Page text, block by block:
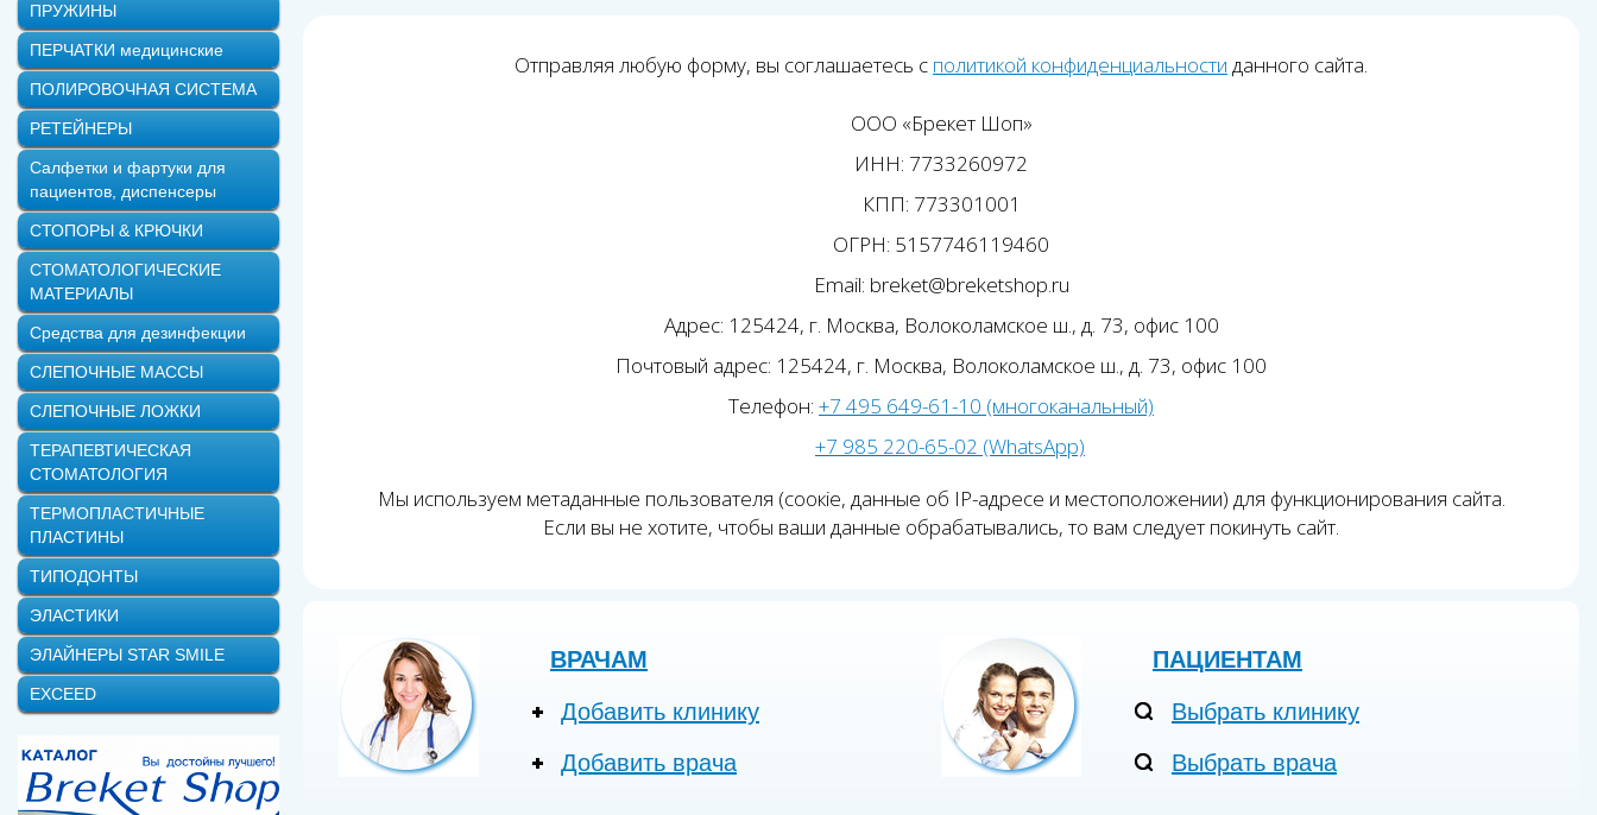
Отправляя любую форму, вы соглашаетесь с политикой конфиденциальности данного сайта.
ООО «Брекет Шоп»
ИНН: 7733260972
КПП: 773301001
ОГРН: 5157746119460
Email: breket@breketshop.ru
Адрес: 125424, г. Москва, Волоколамское ш., д. 73, офис 100
Почтовый адрес: 125424, г. Москва, Волоколамское ш., д. 73, офис 100
Телефон: +7 495 649-61-10 (многоканальный)
+7 985 220-65-02 (WhatsApp)
Мы используем метаданные пользователя (соокіе, данные об IP-адресе и местоположении) для функционирования сайта.
Если вы не хотите, чтобы ваши данные обрабатывались, то вам следует покинуть сайт.
ВРАЧАМ
Добавить клинику
Добавить врача
ПАЦИЕНТАМ
Выбрать клинику
Выбрать врача
ПРУЖИНЫ
ПЕРЧАТКИ медицинские
ПОЛИРОВОЧНАЯ СИСТЕМА
РЕТЕЙНЕРЫ
Салфетки и фартуки для
пациентов, диспенсеры
СТОПОРЫ & КРЮЧКИ
СТОМАТОЛОГИЧЕСКИЕ
МАТЕРИАЛЫ
Средства для дезинфекции
СЛЕПОЧНЫЕ МАССЫ
СЛЕПОЧНЫЕ ЛОЖКИ
ТЕРАПЕВТИЧЕСКАЯ
СТОМАТОЛОГИЯ
ТЕРМОПЛАСТИЧНЫЕ
ПЛАСТИНЫ
ТИПОДОНТЫ
ЭЛАСТИКИ
ЭЛАЙНЕРЫ STAR SMILE
EXCEED